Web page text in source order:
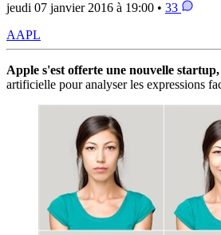
jeudi 07 janvier 2016 à 19:00 • 33
AAPL
Apple s'est offerte une nouvelle startup,
artificielle pour analyser les expressions